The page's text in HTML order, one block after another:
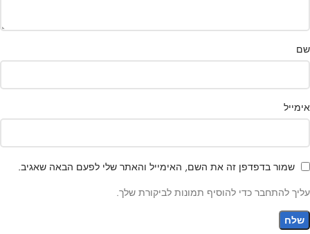
שם
אימייל
שמור בדפדפן זה את השם, האימייל והאתר שלי לפעם הבאה שאגיב.
עליך להתחבר כדי להוסיף תמונות לביקורת שלך.